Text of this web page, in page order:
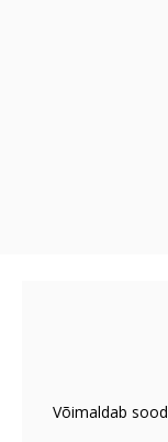
Võimaldab